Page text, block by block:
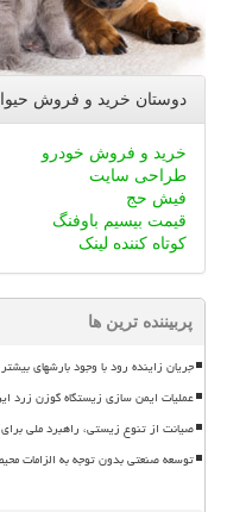
دوستان خرید و فروش
خرید و فروش خودرو
طراحی سایت
فیش حج
قیمت بیسیم باوفنگ
کوتاه کننده لینک
پربیننده ترین ها
جریان زاینده رود با وجود بارشهای
عملیات ایمن سازی زیستگاه گوزن زرد
صیانت از تنوع زیستی، راهبرد ملی
توسعه صنعتی بدون توجه به الزامات